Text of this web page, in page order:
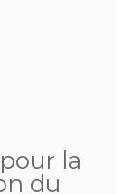
la
du